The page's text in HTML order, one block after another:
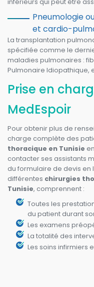
inférieurs qui peut être
Pneumologie
et cardio-
La transplantation
spécifiée comme le
maladies pulmonaires :
Pulmonaire Idiopathique,
Prise en
MedEspoir
Pour obtenir plus de
charge complète des
thoracique en Tunisie
contacter ses assistants
du formulaire de devis en
différentes chirurgies
Tunisie, comprennent :
Toutes les
du patient durant
Les examens
La totalité des
Les soins infirmiers